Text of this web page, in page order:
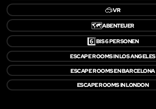
🥽VR
🗺️ABENTEUER
6️⃣BIS 6 PERSONEN
ESCAPE ROOMS IN LOS ANGELES
ESCAPE ROOMS EN BARCELONA
ESCAPE ROOMS IN LONDON